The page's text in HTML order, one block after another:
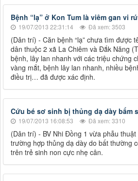
Bệnh “lạ” ở Kon Tum là viêm gan vi
19/07/2013 22:31:14 Đã xem: 3503
(Dân trí) - Căn bệnh “lạ” chưa tìm được
dân thuộc 2 xã La Chiêm và Đắk Năng
bệnh, lây lan nhanh với các triệu chứng
vàng mắt, bệnh lây lan nhanh, nhiều
điều trị… đã được xác định.
Cứu bé sơ sinh bị thủng dạ dày bẩm
19/07/2013 16:08:53 Đã xem: 3310
(Dân trí) - BV Nhi Đồng 1 vừa phẫu
trường hợp thủng dạ dày do bất thường
trên trẻ sinh non cực nhẹ cân.